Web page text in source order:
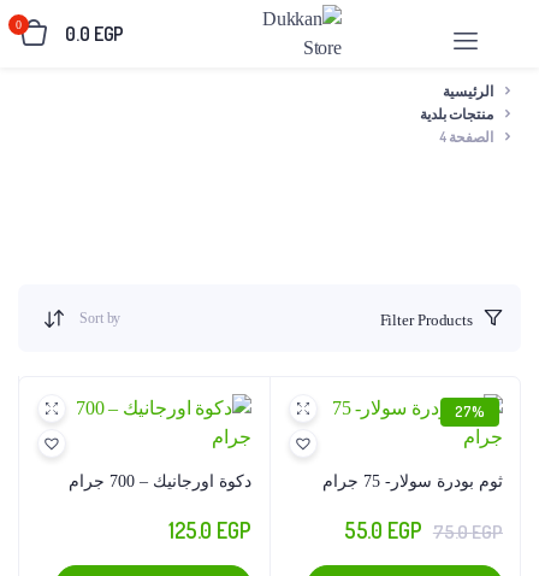
0.0 EGP
0
الرئيسية
منتجات بلدية
الصفحة 4
Filter Products
Sort by
27%
ثوم بودرة سولار- 75 جرام
75.0EGP
السعر
الأصلي
55.0 EGP
الحالي
دكوة اورجانيك – 700 جرام
125.0 EGP